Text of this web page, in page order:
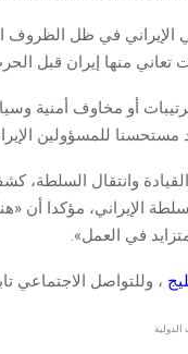
الإيراني في ظل الظروف
تعاني منها إيران قبل
أو مخاوف أمنية
للمسؤولين
وانتقال السلطة،
الإيراني، مؤكدا أن
في العمل».
، وللتواصل الاجتماعي